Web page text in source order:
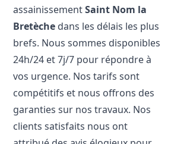
assainissementSaint Nom la
Bretèche dans les délais les plus
brefs. Nous sommes disponibles
24h/24 et 7j/7 pour répondre à
vos urgence. Nos tarifs sont
compétitifs et nous offrons des
garanties sur nos travaux. Nos
clients satisfaits nous ont